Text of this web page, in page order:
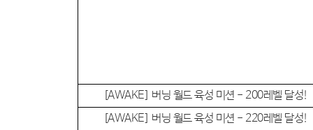
[AWAKE] 버닝 월드 육성 미션 - 200레벨 달성!
[AWAKE] 버닝 월드 육성 미션 - 220레벨 달성!